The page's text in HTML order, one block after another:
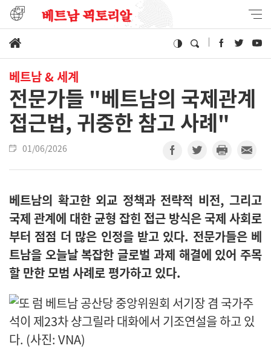
베트남 & 세계
전문가들 "베트남의 국제관계
접근법, 귀중한 참고 사례"
01/06/2026
베트남의 확고한 외교 정책과 전략적 비전, 그리고
국제 관계에 대한 균형 잡힌 접근 방식은 국제 사회로
부터 점점 더 많은 인정을 받고 있다. 전문가들은 베
트남을 오늘날 복잡한 글로벌 과제 해결에 있어 주목
할 만한 모범 사례로 평가하고 있다.